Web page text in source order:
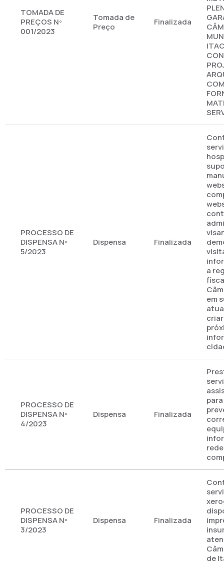
TOMADA DE
PREÇOS Nº
001/2023
Tomada de
Preço
Finalizada
PROCESSO DE
DISPENSA Nº
5/2023
Dispensa Finalizada
a
em
PROCESSO DE
DISPENSA Nº
4/2023
Dispensa Finalizada
PROCESSO DE
DISPENSA Nº
3/2023
Dispensa Finalizada
de